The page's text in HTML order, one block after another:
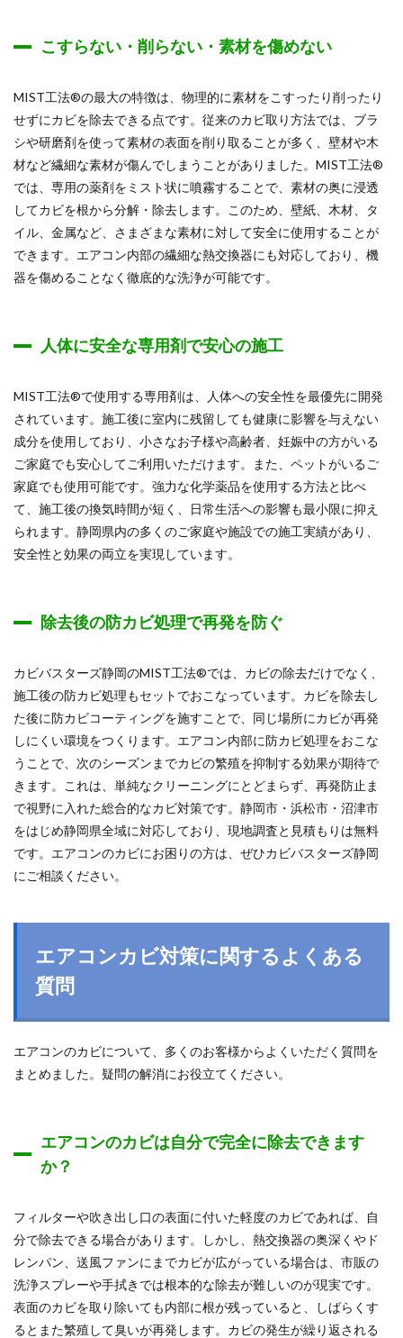
こすらない・削らない・素材を傷めない
MIST工法®の最大の特徴は、物理的に素材をこすったり削ったり
せずにカビを除去できる点です。従来のカビ取り方法では、ブラ
シや研磨剤を使って素材の表面を削り取ることが多く、壁材や木
材など繊細な素材が傷んでしまうことがありました。MIST工法®
では、専用の薬剤をミスト状に噴霧することで、素材の奥に浸透
してカビを根から分解・除去します。このため、壁紙、木材、タ
イル、金属など、さまざまな素材に対して安全に使用することが
できます。エアコン内部の繊細な熱交換器にも対応しており、機
器を傷めることなく徹底的な洗浄が可能です。
人体に安全な専用剤で安心の施工
MIST工法®で使用する専用剤は、人体への安全性を最優先に開発
されています。施工後に室内に残留しても健康に影響を与えない
成分を使用しており、小さなお子様や高齢者、妊娠中の方がいる
ご家庭でも安心してご利用いただけます。また、ペットがいるご
家庭でも使用可能です。強力な化学薬品を使用する方法と比べ
て、施工後の換気時間が短く、日常生活への影響も最小限に抑え
られます。静岡県内の多くのご家庭や施設での施工実績があり、
安全性と効果の両立を実現しています。
除去後の防カビ処理で再発を防ぐ
カビバスターズ静岡のMIST工法®では、カビの除去だけでなく、
施工後の防カビ処理もセットでおこなっています。カビを除去し
た後に防カビコーティングを施すことで、同じ場所にカビが再発
しにくい環境をつくります。エアコン内部に防カビ処理をおこな
うことで、次のシーズンまでカビの繁殖を抑制する効果が期待で
きます。これは、単純なクリーニングにとどまらず、再発防止ま
で視野に入れた総合的なカビ対策です。静岡市・浜松市・沼津市
をはじめ静岡県全域に対応しており、現地調査と見積もりは無料
です。エアコンのカビにお困りの方は、ぜひカビバスターズ静岡
にご相談ください。
エアコンカビ対策に関するよくある
質問
エアコンのカビについて、多くのお客様からよくいただく質問を
まとめました。疑問の解消にお役立てください。
エアコンのカビは自分で完全に除去できます
か？
フィルターや吹き出し口の表面に付いた軽度のカビであれば、自
分で除去できる場合があります。しかし、熱交換器の奥深くやド
レンパン、送風ファンにまでカビが広がっている場合は、市販の
洗浄スプレーや手拭きでは根本的な除去が難しいのが現実です。
表面のカビを取り除いても内部に根が残っていると、しばらくす
るとまた繁殖して臭いが再発します。カビの発生が繰り返される